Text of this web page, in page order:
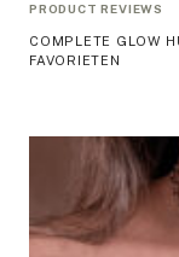
PRODUCT REVIEWS
COMPLETE GLOW
FAVORIETEN